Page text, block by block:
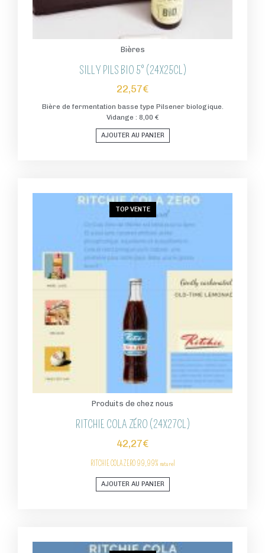
Bières
SILLY PILS BIO 5° (24X25CL)
22,57€
Bière de fermentation basse type Pilsener biologique.
Vidange : 8,00 €
AJOUTER AU PANIER
TOP VENTE
Produits de chez nous
RITCHIE COLA ZÉRO (24X27CL)
42,27€
RITCHIE COLA ZERO 99,99% naturel
AJOUTER AU PANIER